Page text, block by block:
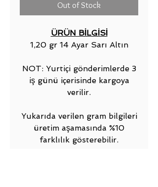
Out of Stock
ÜRÜN BİLGİSİ
1,20 gr 14 Ayar Sarı Altın
NOT: Yurtiçi gönderimlerde 3
iş günü içerisinde kargoya
verilir.
Yukarıda verilen gram bilgileri
üretim aşamasında %10
farklılık gösterebilir.